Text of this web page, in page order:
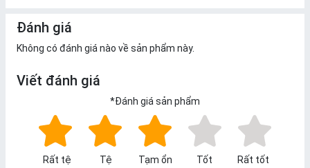
Đánh giá
Không có đánh giá nào về sản phẩm này.
Viết đánh giá
*Đánh giá sản phẩm
Rất tệ Tệ Tạm ổn Tốt
Rất tốt